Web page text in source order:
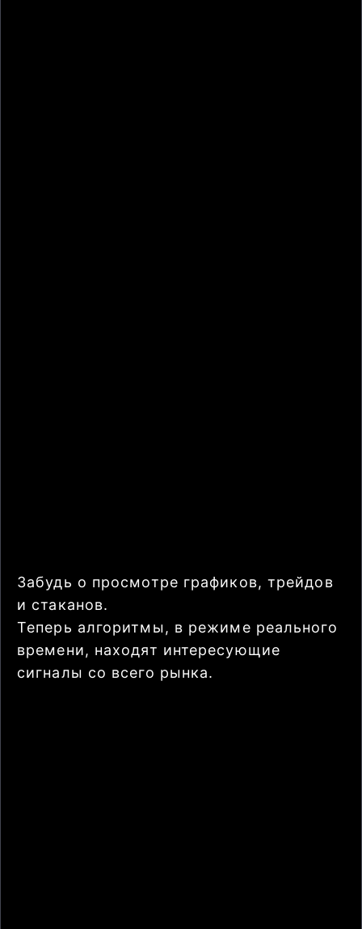
Забудь о просмотре графиков, трейдов
и стаканов.
Теперь алгоритмы, в режиме реального
времени, находят интересующие
сигналы со всего рынка.